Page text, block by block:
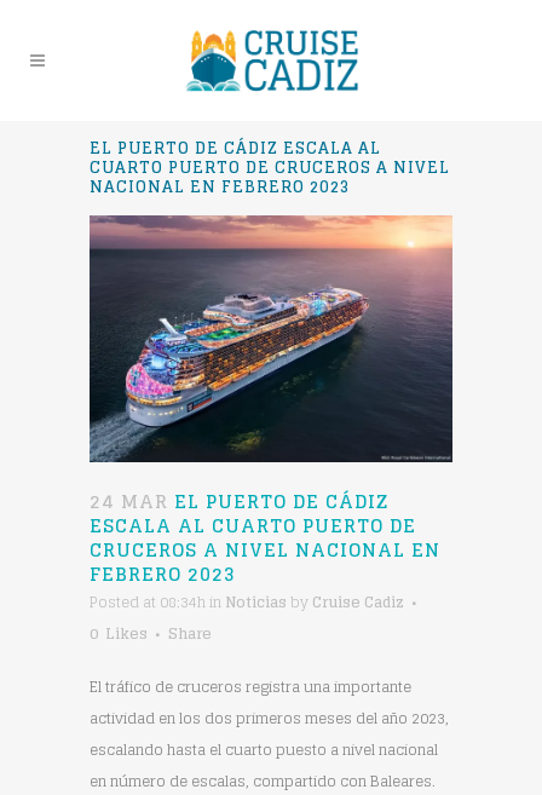
EL PUERTO DE CÁDIZ ESCALA AL
CUARTO PUERTO DE CRUCEROS A NIVEL
NACIONAL EN FEBRERO 2023
24 MAR EL PUERTO DE CÁDIZ
ESCALA AL CUARTO PUERTO DE
CRUCEROS A NIVEL NACIONAL EN
FEBRERO 2023
Posted at 08:34hinNoticiasbyCruise Cadiz
0 Likes Share
El tráfico de cruceros registra una importante
actividad en los dos primeros meses del año 2023,
escalando hasta el cuarto puesto a nivel nacional
en número de escalas, compartido con Baleares.